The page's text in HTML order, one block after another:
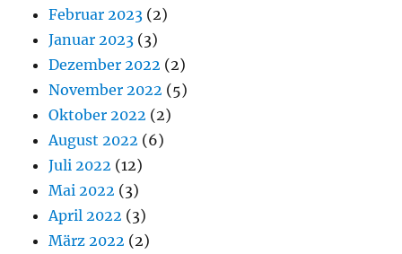
Februar 2023 (2)
Januar 2023 (3)
Dezember 2022 (2)
November 2022 (5)
Oktober 2022 (2)
August 2022 (6)
Juli 2022 (12)
Mai 2022 (3)
April 2022 (3)
März 2022 (2)